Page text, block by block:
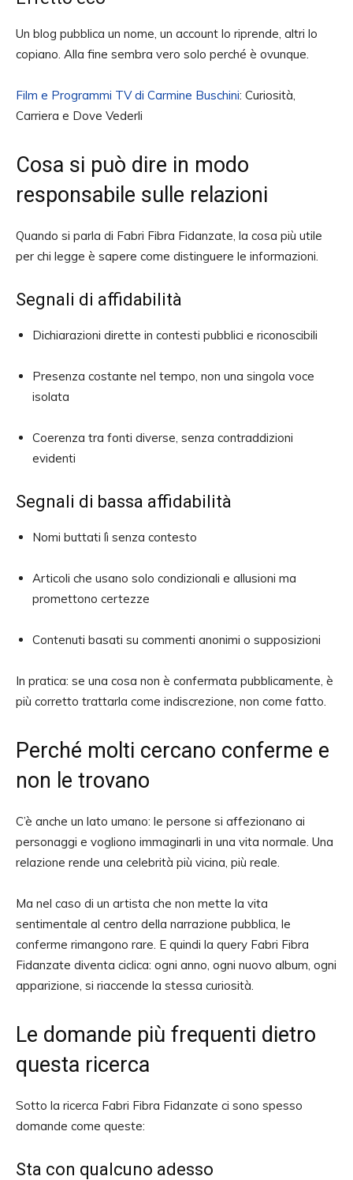
Un blog pubblica un nome, un account lo riprende, altri lo
copiano. Alla fine sembra vero solo perché è ovunque.
Film e Programmi TV di Carmine Buschini: Curiosità,
Carriera e Dove Vederli
Cosa si può dire in modo
responsabile sulle relazioni
Quando si parla di Fabri Fibra Fidanzate, la cosa più utile
per chi legge è sapere come distinguere le informazioni.
Segnali di affidabilità
Dichiarazioni dirette in contesti pubblici e riconoscibili
Presenza costante nel tempo, non una singola voce
isolata
Coerenza tra fonti diverse, senza contraddizioni
evidenti
Segnali di bassa affidabilità
Nomi buttati lì senza contesto
Articoli che usano solo condizionali e allusioni ma
promettono certezze
Contenuti basati su commenti anonimi o supposizioni
In pratica: se una cosa non è confermata pubblicamente, è
più corretto trattarla come indiscrezione, non come fatto.
Perché molti cercano conferme e
non le trovano
C’è anche un lato umano: le persone si affezionano ai
personaggi e vogliono immaginarli in una vita normale. Una
relazione rende una celebrità più vicina, più reale.
Ma nel caso di un artista che non mette la vita
sentimentale al centro della narrazione pubblica, le
conferme rimangono rare. E quindi la query Fabri Fibra
Fidanzate diventa ciclica: ogni anno, ogni nuovo album, ogni
apparizione, si riaccende la stessa curiosità.
Le domande più frequenti dietro
questa ricerca
Sotto la ricerca Fabri Fibra Fidanzate ci sono spesso
domande come queste:
Sta con qualcuno adesso